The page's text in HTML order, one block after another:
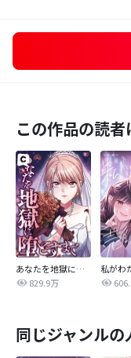
この作品の読
あなたを地獄に堕とすまで
829.9万
同じジャンルの